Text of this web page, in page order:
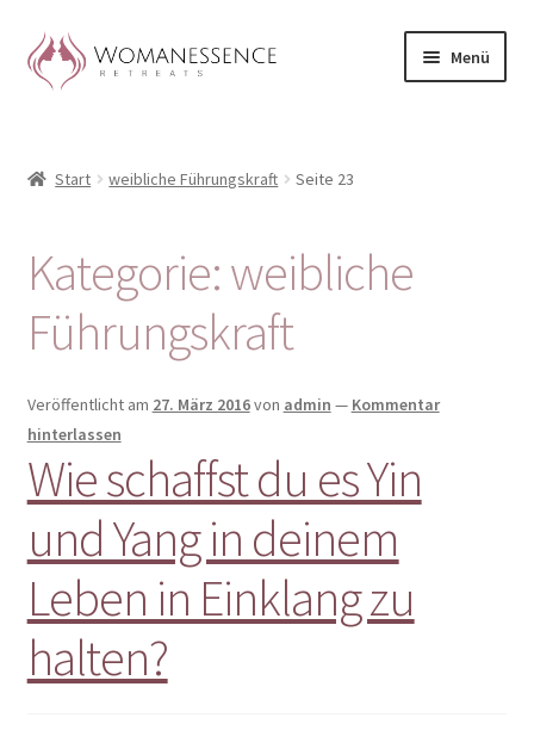
Zur
Navigation
Zum
Inhalt
Menü
Blog
CLAUDIA TAVERNA
Erfahrungen
Warenkorb
Start weibliche Führungskraft Seite 23
Kategorie:weibliche
Führungskraft
Veröffentlicht am 27. März 2016von admin — Kommentar
hinterlassen
Wie schaffst du es Yin
und Yang in deinem
Leben in Einklang zu
halten?